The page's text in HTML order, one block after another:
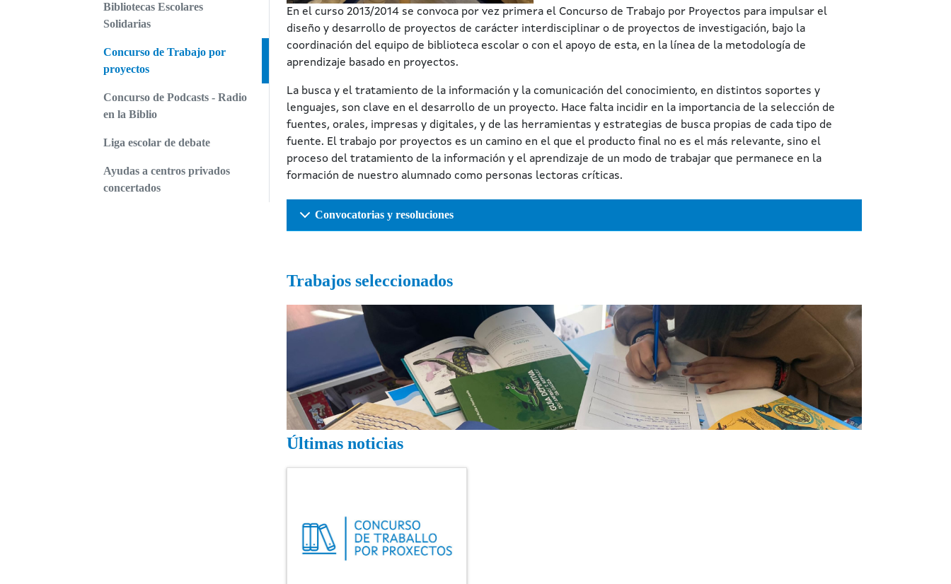
Bibliotecas Escolares
Solidarias
Concurso de Trabajo por
proyectos
Concurso de Podcasts - Radio
en la Biblio
Liga escolar de debate
Ayudas a centros privados
concertados
En el curso 2013/2014 se convoca por vez primera el Concurso de Trabajo por Proyectos para impulsar el
diseño y desarrollo de proyectos de carácter interdisciplinar o de proyectos de investigación, bajo la
coordinación del equipo de biblioteca escolar o con el apoyo de esta, en la línea de la metodología de
aprendizaje basado en proyectos.
La busca y el tratamiento de la información y la comunicación del conocimiento, en distintos soportes y
lenguajes, son clave en el desarrollo de un proyecto. Hace falta incidir en la importancia de la selección de
fuentes, orales, impresas y digitales, y de las herramientas y estrategias de busca propias de cada tipo de
fuente. El trabajo por proyectos es un camino en el que el producto final no es el más relevante, sino el
proceso del tratamiento de la información y el aprendizaje de un modo de trabajar que permanece en la
formación de nuestro alumnado como personas lectoras críticas.
Convocatorias y resoluciones
Trabajos seleccionados
Image
Últimas noticias